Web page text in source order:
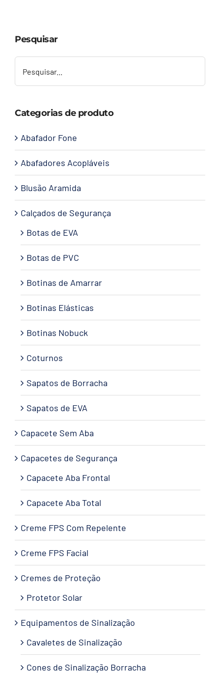
Contato
Pesquisar
Categorias de produto
Abafador Fone
Abafadores Acopláveis
Blusão Aramida
Calçados de Segurança
Botas de EVA
Botas de PVC
Botinas de Amarrar
Botinas Elásticas
Botinas Nobuck
Coturnos
Sapatos de Borracha
Sapatos de EVA
Capacete Sem Aba
Capacetes de Segurança
Capacete Aba Frontal
Capacete Aba Total
Creme FPS Com Repelente
Creme FPS Facial
Cremes de Proteção
Protetor Solar
Equipamentos de Sinalização
Cavaletes de Sinalização
Cones de Sinalização Borracha